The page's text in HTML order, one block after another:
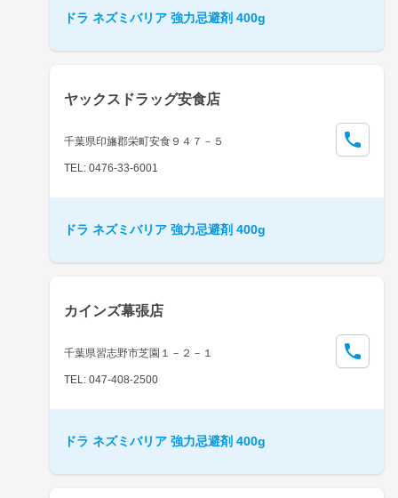
ドラ ネズミバリア 強力忌避剤 400g
ヤックスドラッグ安食店
千葉県印旛郡栄町安食９４７－５
TEL: 0476-33-6001
ドラ ネズミバリア 強力忌避剤 400g
カインズ幕張店
千葉県習志野市芝園１－２－１
TEL: 047-408-2500
ドラ ネズミバリア 強力忌避剤 400g